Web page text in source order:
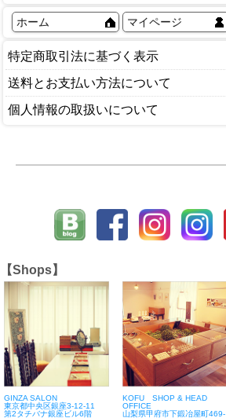
ホーム マイページ
特定商取引法に基づく表示
送料とお支払い方法について
個人情報の取扱いについて
【Shops】
GINZA SALON
東京都中央区銀座3-12-11
第2タチバナ銀座ビル6階
KOFU SHOP & HEAD
OFFICE
山梨県甲府市下鍛冶屋町469-